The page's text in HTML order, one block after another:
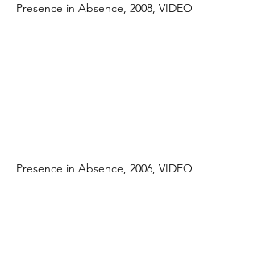
Presence in Absence, 2008, VIDEO
Presence in Absence, 2006, VIDEO